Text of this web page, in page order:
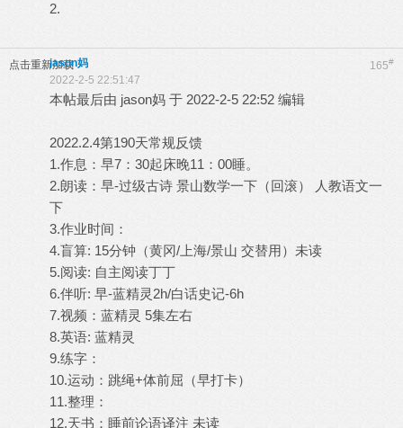
2.
点击重新加载 165#
jason妈
2022-2-5 22:51:47
本帖最后由 jason妈 于 2022-2-5 22:52 编辑
2022.2.4第190天常规反馈
1.作息：早7：30起床晚11：00睡。
2.朗读：早-过级古诗 景山数学一下（回滚） 人教语文一
下
3.作业时间：
4.盲算: 15分钟（黄冈/上海/景山 交替用）未读
5.阅读: 自主阅读丁丁
6.伴听: 早-蓝精灵2h/白话史记-6h
7.视频：蓝精灵 5集左右
8.英语: 蓝精灵
9.练字：
10.运动：跳绳+体前屈（早打卡）
11.整理：
12.天书：睡前论语译注 未读